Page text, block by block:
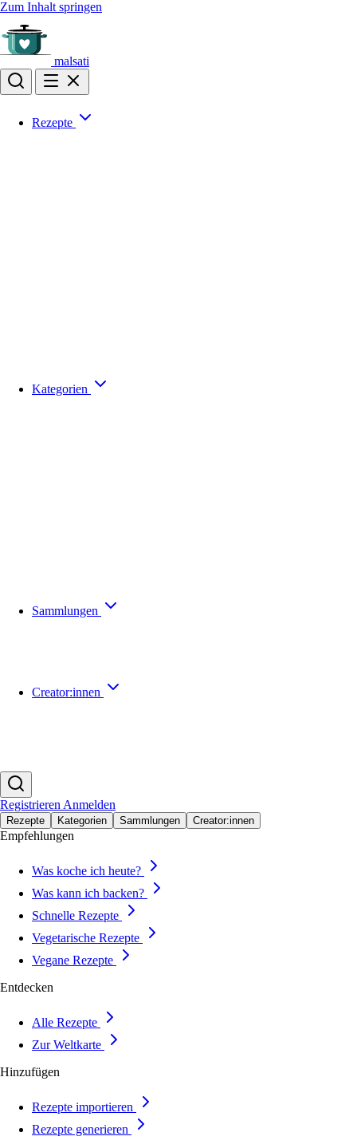
Zum Inhalt springen
malsati
Rezepte
Kategorien
Sammlungen
Creator:innen
Registrieren Anmelden
Rezepte Kategorien Sammlungen Creator:innen
Empfehlungen
Was koche ich heute?
Was kann ich backen?
Schnelle Rezepte
Vegetarische Rezepte
Vegane Rezepte
Entdecken
Alle Rezepte
Zur Weltkarte
Hinzufügen
Rezepte importieren
Rezepte generieren